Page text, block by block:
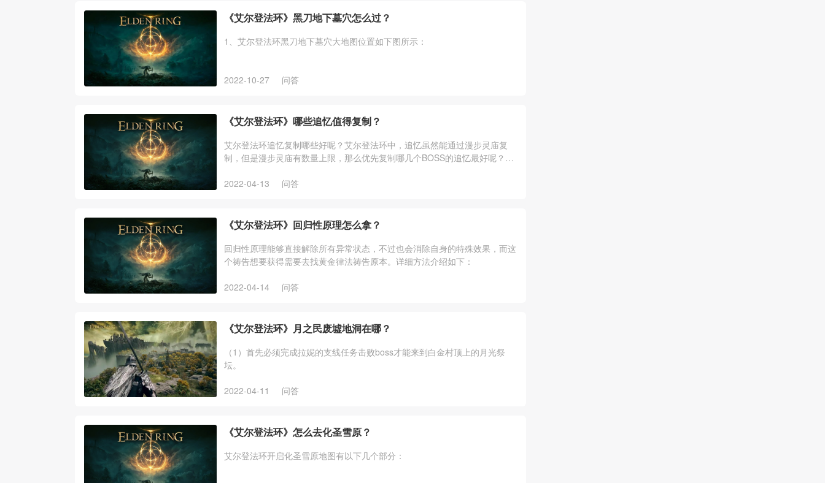
《艾尔登法环》黑刀地下墓穴怎么过？
1、艾尔登法环黑刀地下墓穴大地图位置如下图所示：
2022-10-27 问答
《艾尔登法环》哪些追忆值得复制？
艾尔登法环追忆复制哪些好呢？艾尔登法环中，追忆虽然能通过漫步灵庙复
制，但是漫步灵庙有数量上限，那么优先复制哪几个BOSS的追忆最好呢？下
2022-04-13
问答
《艾尔登法环》回归性原理怎么拿？
回归性原理能够直接解除所有异常状态，不过也会消除自身的特殊效果，而这
个祷告想要获得需要去找黄金律法祷告原本。详细方法介绍如下：
2022-04-14 问答
《艾尔登法环》月之民废墟地洞在哪？
（1）首先必须完成拉妮的支线任务击败boss才能来到白金村顶上的月光祭
坛。
2022-04-11 问答
《艾尔登法环》怎么去化圣雪原？
艾尔登法环开启化圣雪原地图有以下几个部分：